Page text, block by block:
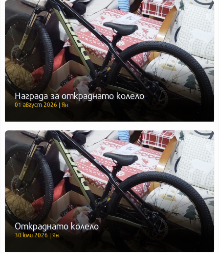
Награда за откраднато колело
01 август 2026 | Ян
Откраднато колело
30 юли 2026 | Ян